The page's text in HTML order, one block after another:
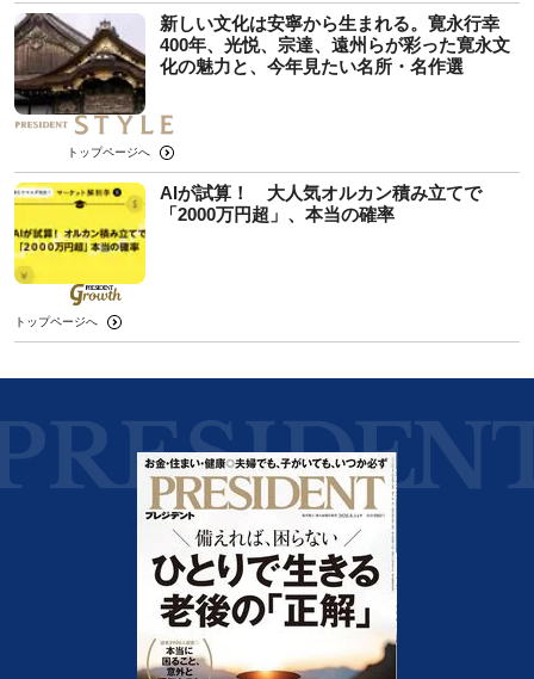
新しい文化は安寧から生まれる。寛永行幸
400年、光悦、宗達、遠州らが彩った寛永文
化の魅力と、今年見たい名所・名作選
トップページへ
AIが試算！ 大人気オルカン積み立てで
「2000万円超」、本当の確率
トップページへ